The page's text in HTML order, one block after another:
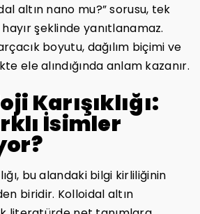
altın nano mu?” sorusu, tek
şeklinde yanıtlanamaz.
boyutu, dağılım biçimi ve
ele alındığında anlam kazanır.
Karışıklığı:
İsimler
bu alandaki bilgi kirliliğinin
biridir. Kolloidal altın